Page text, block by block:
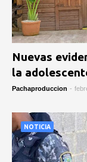
Nuevas
la
Pachaproduccion -
NOTICIA